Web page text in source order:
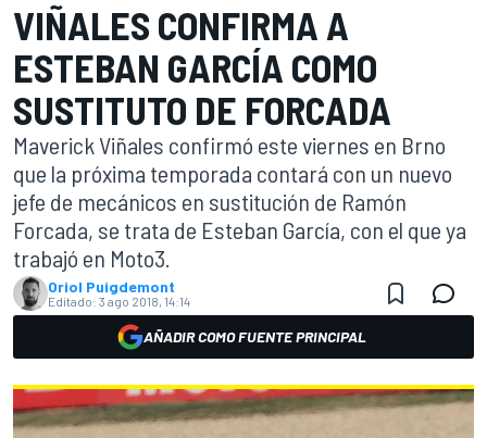
VIÑALES CONFIRMA A
ESTEBAN GARCÍA COMO
SUSTITUTO DE FORCADA
Maverick Viñales confirmó este viernes en Brno
que la próxima temporada contará con un nuevo
jefe de mecánicos en sustitución de Ramón
Forcada, se trata de Esteban García, con el que ya
trabajó en Moto3.
Oriol Puigdemont
Editado: 3 ago 2018, 14:14
AÑADIR COMO FUENTE PRINCIPAL